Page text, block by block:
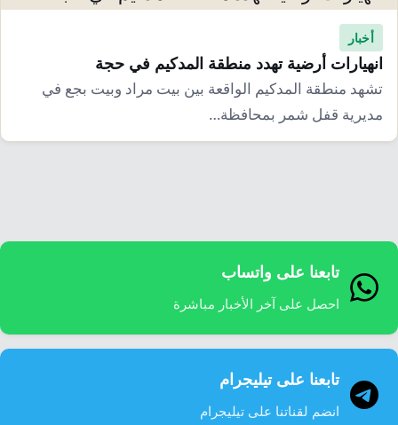
طرُق
مبادرات
تراث
ثقافة
التغير المناخي
محميات
التلوث
تحديات
حلول
نساء
تقارير صور
فيديو
أخبار
انهيارات أرضية تهدد منطقة المدكيم في حجة
تشهد منطقة المدكيم الواقعة بين بيت مراد وبيت بجع في
مديرية قفل شمر بمحافظة…
تابعنا على واتساب
احصل على آخر الأخبار مباشرة
تابعنا على تيليجرام
انضم لقناتنا على تيليجرام